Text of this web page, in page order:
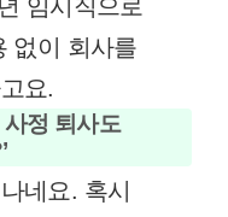
임시직으로
없이 회사를
요.
사정 퇴사도
네요. 혹시